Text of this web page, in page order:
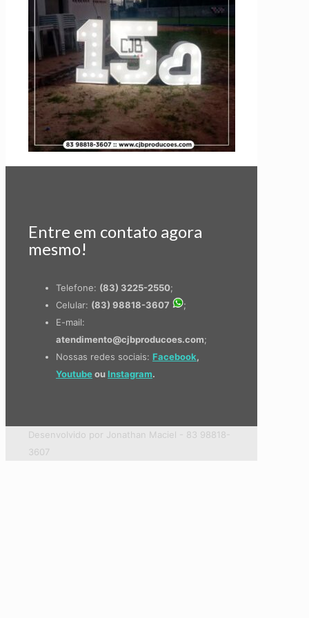
Entre em contato agora
mesmo!
Telefone: (83) 3225-2550;
Celular: (83) 98818-3607
;
E-mail:
atendimento@cjbproducoes.com;
Nossas redes sociais: Facebook,
Youtubeou Instagram.
Desenvolvido por Jonathan Maciel - 83 98818-
3607